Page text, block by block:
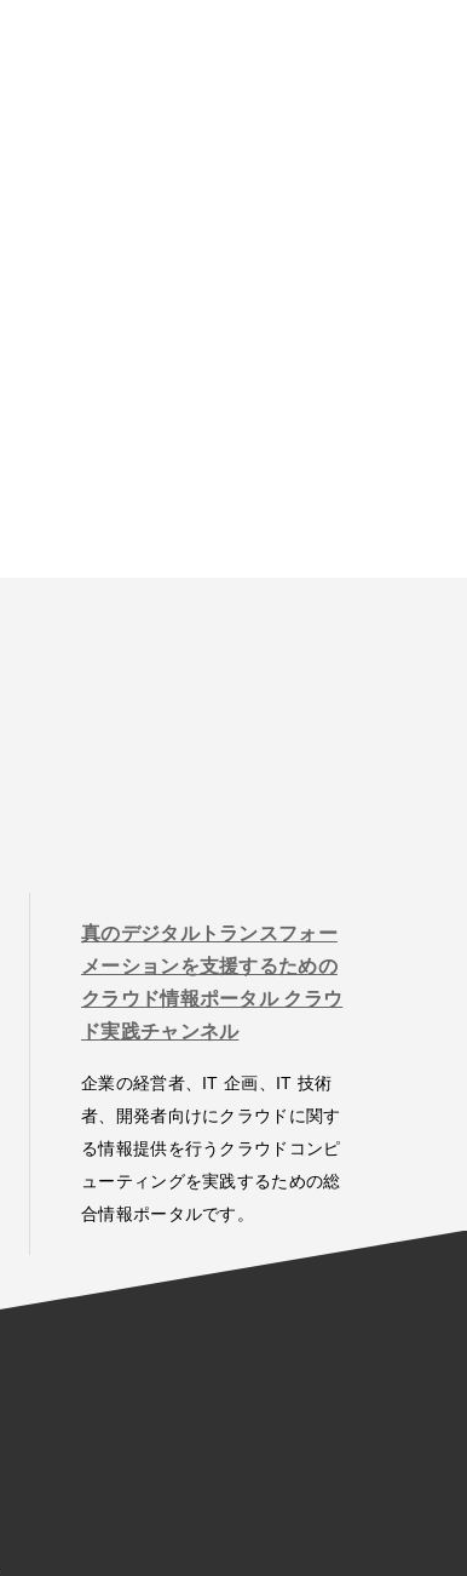
真のデジタルトランスフォー
メーションを支援するための
クラウド情報ポータル クラウ
ド実践チャンネル
企業の経営者、IT 企画、IT 技術
者、開発者向けにクラウドに関す
る情報提供を行うクラウドコンピ
ューティングを実践するための総
合情報ポータルです。